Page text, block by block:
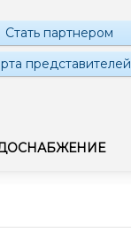
Стать партнером
представителей